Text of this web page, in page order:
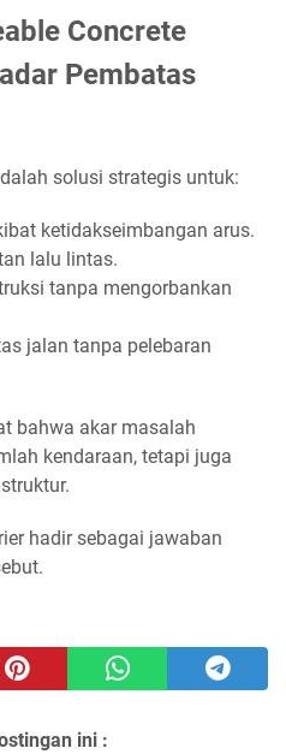
Concrete
Pembatas
solusi strategis untuk:
ketidakseimbangan arus.
lalu lintas.
tanpa mengorbankan
jalan tanpa pelebaran
bahwa akar masalah
kendaraan, tetapi juga
hadir sebagai jawaban
ini :